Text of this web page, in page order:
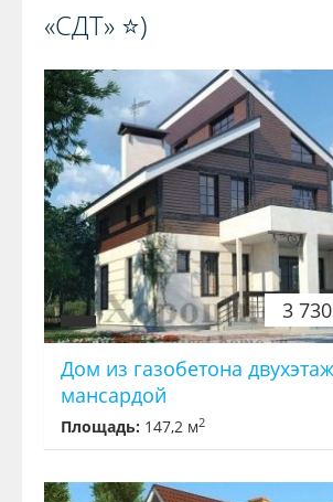
«СДТ» ⭐️)️
3
Дом из газобетона
мансардой
Площадь: 147,2 м2